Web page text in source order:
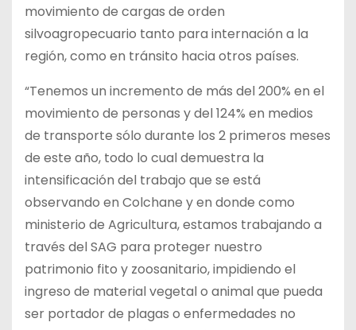
movimiento de cargas de orden
silvoagropecuario tanto para internación a la
región, como en tránsito hacia otros países.
“Tenemos un incremento de más del 200% en el
movimiento de personas y del 124% en medios
de transporte sólo durante los 2 primeros meses
de este año, todo lo cual demuestra la
intensificación del trabajo que se está
observando en Colchane y en donde como
ministerio de Agricultura, estamos trabajando a
través del SAG para proteger nuestro
patrimonio fito y zoosanitario, impidiendo el
ingreso de material vegetal o animal que pueda
ser portador de plagas o enfermedades no